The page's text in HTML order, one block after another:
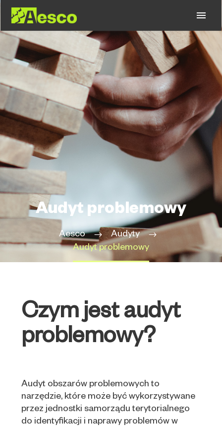
Audyt problemowy
Aesco
Audyty
Audyt problemowy
Czym jest audyt
problemowy?
Audyt obszarów problemowych to
narzędzie, które może być wykorzystywane
przez jednostki samorządu terytorialnego
do identyfikacji i naprawy problemów w